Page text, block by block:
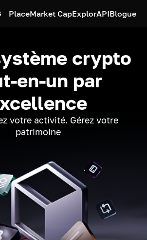
PlaceMarket CapExplorAPIBlogue
crypto
en-un par
votre activité. Gérez votre
patrimoine